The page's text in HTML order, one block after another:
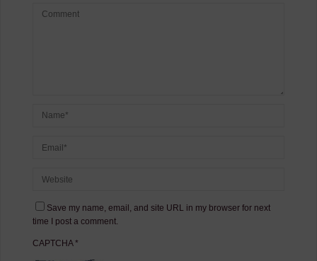
Save my name, email, and site URL in my browser for next
time I post a comment.
CAPTCHA*